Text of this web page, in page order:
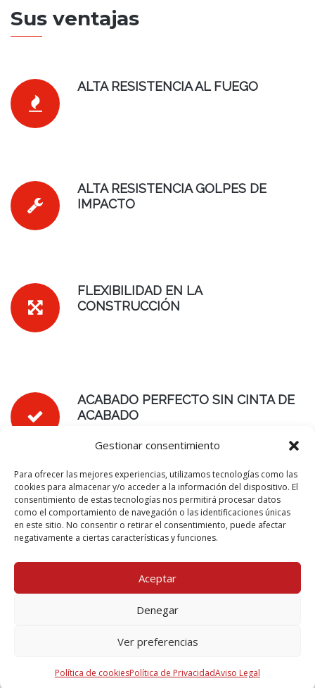
Gestionar consentimiento
Para ofrecer las mejores experiencias, utilizamos tecnologías como las
cookies para almacenar y/o acceder a la información del dispositivo. El
consentimiento de estas tecnologías nos permitirá procesar datos
como el comportamiento de navegación o las identificaciones únicas
en este sitio. No consentir o retirar el consentimiento, puede afectar
negativamente a ciertas características y funciones.
Aceptar
Denegar
Ver preferencias
Política de cookiesPolítica de PrivacidadAviso Legal
Sus ventajas
ALTA RESISTENCIA AL FUEGO
ALTA RESISTENCIA GOLPES DE
IMPACTO
FLEXIBILIDAD EN LA
CONSTRUCCIÓN
ACABADO PERFECTO SIN CINTA DE
ACABADO
ACABADO LISTO PARA PINTAR
AISLAMIENTO ACÚSTICO EFICAZ